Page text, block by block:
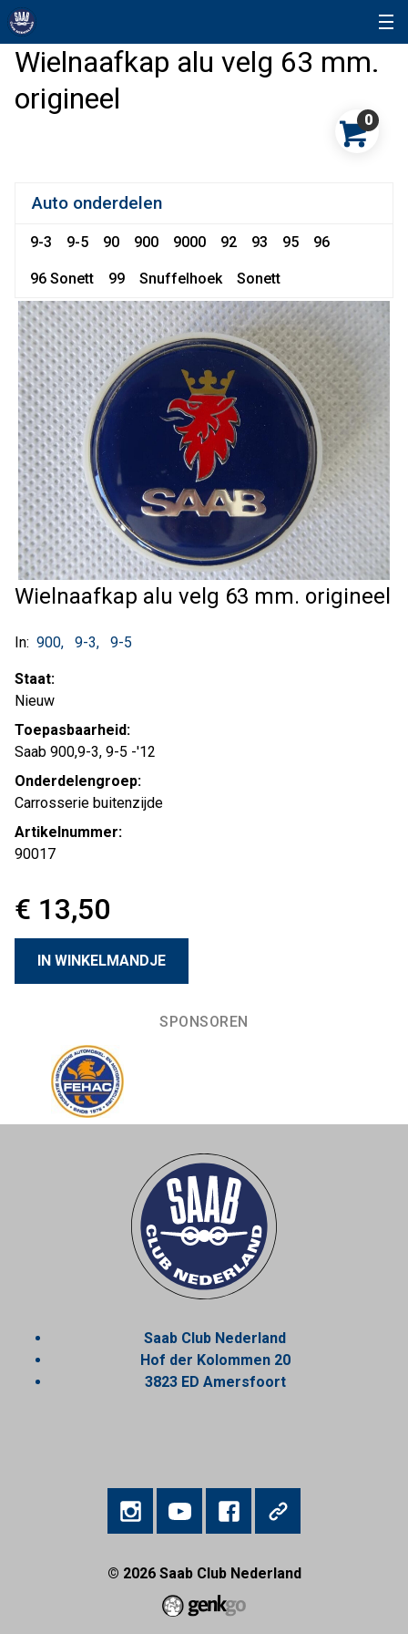
Wielnaafkap alu velg 63 mm.
origineel
0
Auto onderdelen
9-3 9-5 90 900 9000 92 93 95 96
96 Sonett 99 Snuffelhoek Sonett
Wielnaafkap alu velg 63 mm. origineel
In: 900 9-3 9-5
Staat:
Nieuw
Toepasbaarheid:
Saab 900,9-3, 9-5 -'12
Onderdelengroep:
Carrosserie buitenzijde
Artikelnummer:
90017
€ 13,50
SPONSOREN
Saab Club Nederland
Hof der Kolommen 20
3823 ED Amersfoort
© 2026Saab Club Nederland